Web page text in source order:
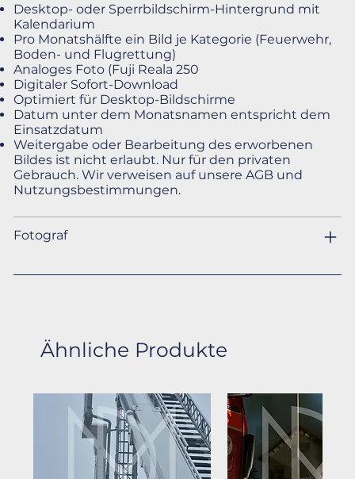
Desktop- oder Sperrbildschirm-Hintergrund mit
Kalendarium
Pro Monatshälfte ein Bild je Kategorie (Feuerwehr,
Boden- und Flugrettung)
Analoges Foto (Fuji Reala 250
Digitaler Sofort-Download
Optimiert für Desktop-Bildschirme
Datum unter dem Monatsnamen entspricht dem
Einsatzdatum
Weitergabe oder Bearbeitung des erworbenen
Bildes ist nicht erlaubt. Nur für den privaten
Gebrauch. Wir verweisen auf unsere AGB und
Nutzungsbestimmungen.
Fotograf
Ähnliche Produkte